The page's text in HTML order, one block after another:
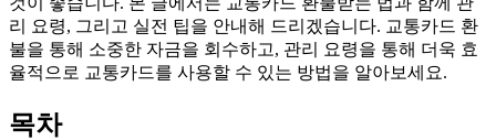
리 요령, 그리고 실전 팁을 안내해 드리겠습니다. 교통카드 환
불을 통해 소중한 자금을 회수하고, 관리 요령을 통해 더욱 효
율적으로 교통카드를 사용할 수 있는 방법을 알아보세요.
목차